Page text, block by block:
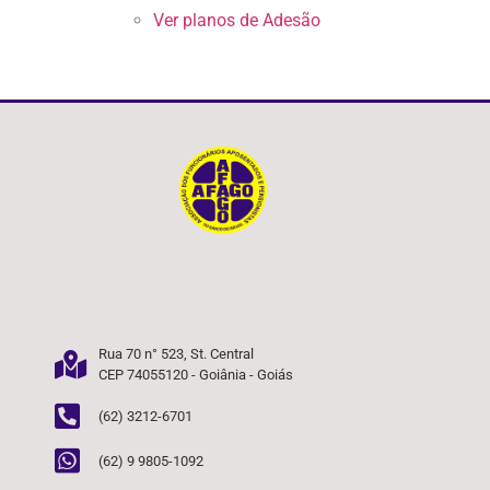
Ver planos de Adesão
Rua 70 n° 523, St. Central
CEP 74055120 - Goiânia - Goiás
(62) 3212-6701
(62) 9 9805-1092